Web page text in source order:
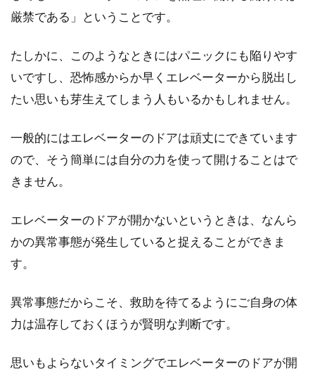
厳禁である」ということです。
たしかに、このようなときにはパニックにも陥りやす
いですし、恐怖感からか早くエレベーターから脱出し
たい思いも芽生えてしまう人もいるかもしれません。
一般的にはエレベーターのドアは頑丈にできています
ので、そう簡単には自分の力を使って開けることはで
きません。
エレベーターのドアが開かないというときは、なんら
かの異常事態が発生していると捉えることができま
す。
異常事態だからこそ、救助を待てるようにご自身の体
力は温存しておくほうが賢明な判断です。
思いもよらないタイミングでエレベーターのドアが開